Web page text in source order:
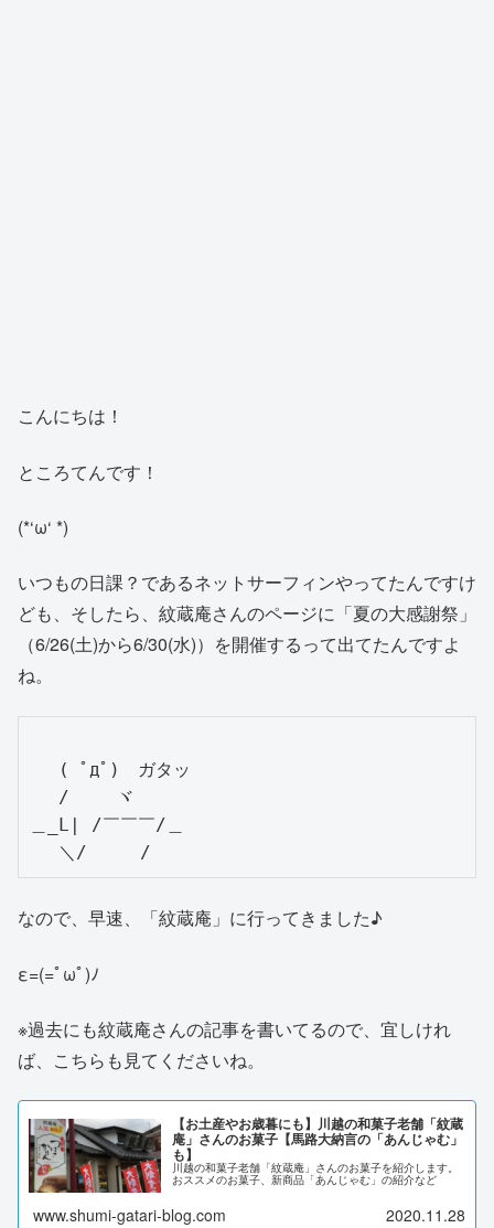
こんにちは！
ところてんです！
(*‘ω‘ *)
いつもの日課？であるネットサーフィンやってたんですけ
ども、そしたら、紋蔵庵さんのページに「夏の大感謝祭」
（6/26(土)から6/30(水)）を開催するって出てたんですよ
ね。
( ﾟдﾟ)　ガタッ
/　　 ヾ
＿_L| /￣￣￣/＿
なので、早速、「紋蔵庵」に行ってきました♪
ε=(=ﾟωﾟ)ﾉ
※過去にも紋蔵庵さんの記事を書いてるので、宜しけれ
ば、こちらも見てくださいね。
【お土産やお歳暮にも】川越の和菓子老舗「紋蔵
庵」さんのお菓子【馬路大納言の「あんじゃむ」
も】
川越の和菓子老舗「紋蔵庵」さんのお菓子を紹介します。
おススメのお菓子、新商品「あんじゃむ」の紹介など
www.shumi-gatari-blog.com 2020.11.28